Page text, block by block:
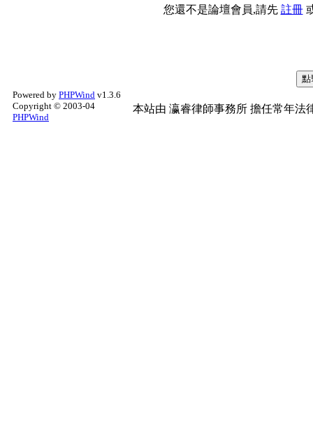
您還不是論壇會員,請先 註冊
Powered by PHPWind v1.3.6
Copyright © 2003-04
PHPWind
本站由 瀛睿律師事務所 擔任常年法